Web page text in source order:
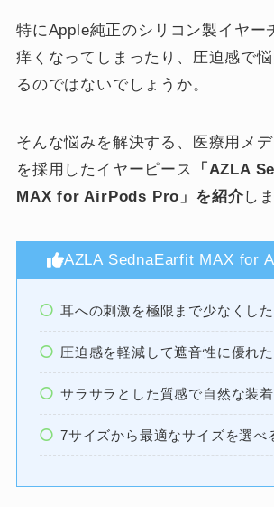
特にApple純正のシリコン製イヤー
痒くなってしまったり、圧迫感で
るのではないでしょうか。
そんな悩みを解決する、医療用メ
を採用したイヤーピース
「AZLA
MAX for AirPods Pro」を紹介し
AZLA SednaEarfit MAX for
耳への刺激を極限まで少なくし
圧迫感を軽減して遮音性に優れ
サラサラとした質感で自然な装
7サイズから最適なサイズを選べ